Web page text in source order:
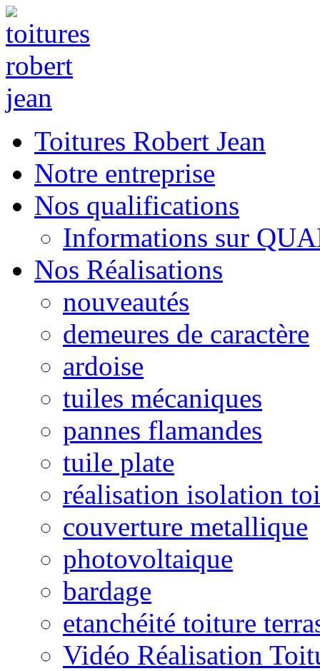
Toitures Robert Jean
Notre entreprise
Nos qualifications
Informations sur
Nos Réalisations
nouveautés
demeures de caractère
ardoise
tuiles mécaniques
pannes flamandes
tuile plate
réalisation isolation
couverture metallique
photovoltaique
bardage
etanchéité toiture
Vidéo Réalisation